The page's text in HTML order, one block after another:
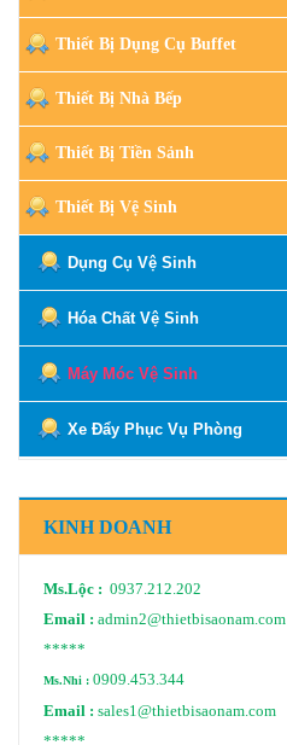
Thiết Bị Dụng Cụ Buffet
Thiết Bị Nhà Bếp
Thiết Bị Tiền Sảnh
Thiết Bị Vệ Sinh
Dụng Cụ Vệ Sinh
Hóa Chất Vệ Sinh
Máy Móc Vệ Sinh
Xe Đẩy Phục Vụ Phòng
KINH DOANH
Ms.Lộc : 0937.212.202
Email : admin2@thietbisaonam.com
*****
Ms.Nhi : 0909.453.344
Email : sales1@thietbisaonam.com
*****